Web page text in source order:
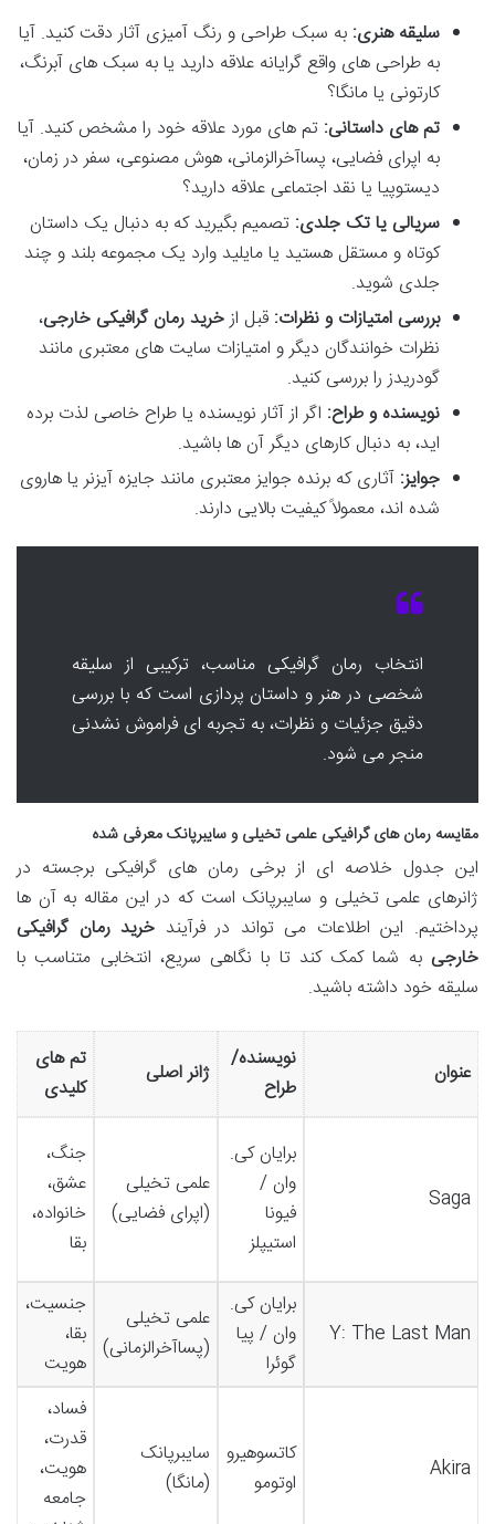
سلیقه هنری: به سبک طراحی و رنگ آمیزی آثار دقت کنید. آیا
به طراحی های واقع گرایانه علاقه دارید یا به سبک های آبرنگ،
کارتونی یا مانگا؟
تم های داستانی: تم های مورد علاقه خود را مشخص کنید. آیا
به اپرای فضایی، پساآخرالزمانی، هوش مصنوعی، سفر در زمان،
دیستوپیا یا نقد اجتماعی علاقه دارید؟
سریالی یا تک جلدی: تصمیم بگیرید که به دنبال یک داستان
کوتاه و مستقل هستید یا مایلید وارد یک مجموعه بلند و چند
جلدی شوید.
بررسی امتیازات و نظرات: قبل ازخرید رمان گرافیکی خارجی،
نظرات خوانندگان دیگر و امتیازات سایت های معتبری مانند
گودریدز را بررسی کنید.
نویسنده و طراح: اگر از آثار نویسنده یا طراح خاصی لذت برده
اید، به دنبال کارهای دیگر آن ها باشید.
جوایز: آثاری که برنده جوایز معتبری مانند جایزه آیزنر یا هاروی
شده اند، معمولاً کیفیت بالایی دارند.
انتخاب رمان گرافیکی مناسب، ترکیبی از سلیقه
شخصی در هنر و داستان پردازی است که با بررسی
دقیق جزئیات و نظرات، به تجربه ای فراموش نشدنی
منجر می شود.
مقایسه رمان های گرافیکی علمی تخیلی و سایبرپانک معرفی شده
این جدول خلاصه ای از برخی رمان های گرافیکی برجسته در
ژانرهای علمی تخیلی و سایبرپانک است که در این مقاله به آن ها
پرداختیم. این اطلاعات می تواند در فرآیند خرید رمان گرافیکی
خارجی به شما کمک کند تا با نگاهی سریع، انتخابی متناسب با
سلیقه خود داشته باشید.
عنوان
نویسنده/
طراح
ژانر اصلی
تم های
کلیدی
Saga
برایان کی.
وان /
فیونا
استیپلز
علمی تخیلی
(اپرای فضایی)
جنگ،
عشق،
خانواده،
بقا
Y: The Last Man
برایان کی.
وان / پیا
گوئرا
علمی تخیلی
(پساآخرالزمانی)
جنسیت،
بقا،
هویت
Akira
کاتسوهیرو
اوتومو
سایبرپانک
(مانگا)
فساد،
قدرت،
هویت،
جامعه